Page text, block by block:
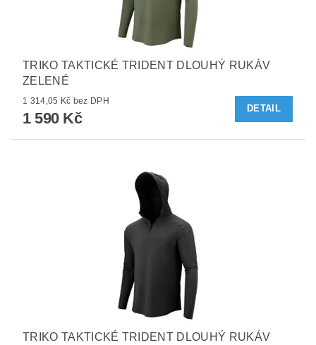
TRIKO TAKTICKÉ TRIDENT DLOUHÝ RUKÁV
ZELENÉ
1 314,05 Kč bez DPH
1 590 Kč
DETAIL
TRIKO TAKTICKÉ TRIDENT DLOUHÝ RUKÁV